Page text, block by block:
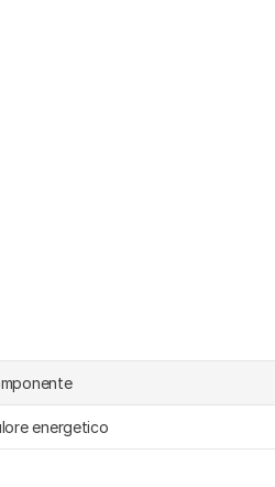
energetico